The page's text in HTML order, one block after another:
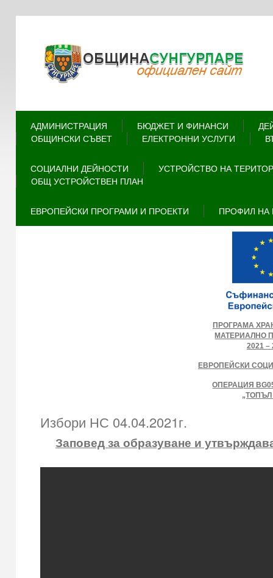
АДМИНИСТРАЦИЯ БЮДЖЕТ И ФИНАНСИ
ОБЩИНСКИ СЪВЕТ
ЕЛЕКТРОННИ УСЛУГИ
СОЦИАЛНИ ДЕЙНОСТИ
УСТРОЙСТВО НА
ОБЩ УСТРОЙСТВЕН ПЛАН
ЕВРОПЕЙСКИ ПРОГРАМИ И ПРОЕКТИ ПРОФИЛ НА
ПРОГРАМА
МАТЕРИАЛНО
2021 –
ЕВРОПЕЙСКИ
ОПЕРАЦИЯ
Избори НС 04.04.2021г.
Заповед за образуване и